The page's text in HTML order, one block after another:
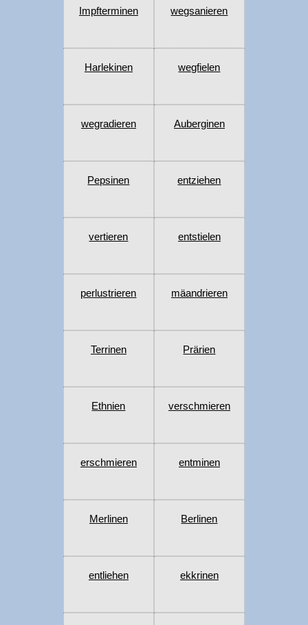
Impfterminen wegsanieren
Harlekinen wegfielen
wegradieren Auberginen
Pepsinen entziehen
vertieren entstielen
perlustrieren mäandrieren
Terrinen Prärien
Ethnien verschmieren
erschmieren entminen
Merlinen Berlinen
entliehen ekkrinen